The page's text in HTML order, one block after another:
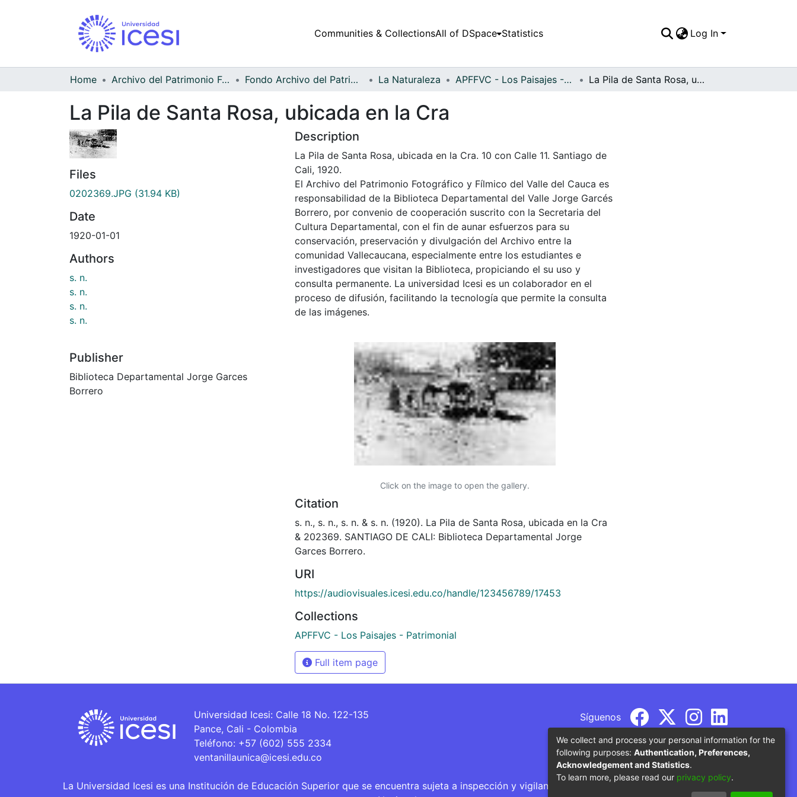
Communities & CollectionsAll of DSpace Statistics Log In
Home Archivo del Patrimonio Fotográfico y Fílmico del Valle del Cauca Fondo Archivo del Patrimonio Fotográfico y Fílmico del Valle del Cauca La Naturaleza APFFVC - Los Paisajes - Patrimonial La Pila de Santa Rosa, ubicada en la Cra
La Pila de Santa Rosa, ubicada en la Cra
Files
0202369.JPG (31.94 KB)
Date
1920-01-01
Authors
s. n.
s. n.
s. n.
s. n.
Publisher
Biblioteca Departamental Jorge Garces
Borrero
Description
La Pila de Santa Rosa, ubicada en la Cra. 10 con Calle 11. Santiago de
Cali, 1920.
El Archivo del Patrimonio Fotográfico y Fílmico del Valle del Cauca es
responsabilidad de la Biblioteca Departamental del Valle Jorge Garcés
Borrero, por convenio de cooperación suscrito con la Secretaria del
Cultura Departamental, con el fin de aunar esfuerzos para su
conservación, preservación y divulgación del Archivo entre la
comunidad Vallecaucana, especialmente entre los estudiantes e
investigadores que visitan la Biblioteca, propiciando el su uso y
consulta permanente. La universidad Icesi es un colaborador en el
proceso de difusión, facilitando la tecnología que permite la consulta
de las imágenes.
Click on the image to open the gallery.
Citation
s. n., s. n., s. n. & s. n. (1920). La Pila de Santa Rosa, ubicada en la Cra
& 202369. SANTIAGO DE CALI: Biblioteca Departamental Jorge
Garces Borrero.
URI
https://audiovisuales.icesi.edu.co/handle/123456789/17453
Collections
APFFVC - Los Paisajes - Patrimonial
Full item page
Universidad Icesi: Calle 18 No. 122-135
Pance, Cali - Colombia
Teléfono: +57 (602) 555 2334
ventanillaunica@icesi.edu.co
Síguenos
La Universidad Icesi es una Institución de Educación Superior que se encuentra sujeta a inspección y vigilancia por parte del Ministerio de Educación
We collect and process your personal information for the
following purposes: Authentication, Preferences,
Acknowledgement and Statistics.
To learn more, please read our privacy policy.